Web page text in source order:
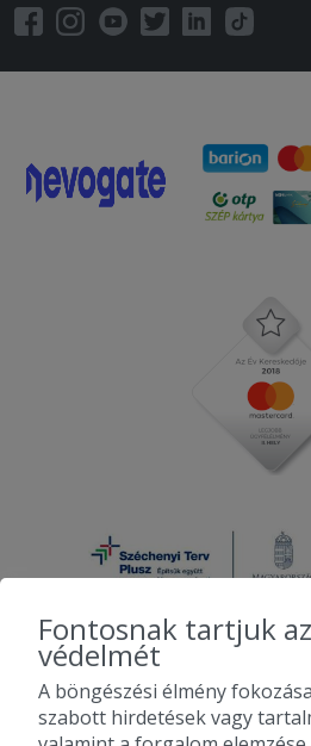
2010-2026 Copyright -
Fontosnak tartjuk
védelmét
A böngészési élmény
szabott hirdetések vagy